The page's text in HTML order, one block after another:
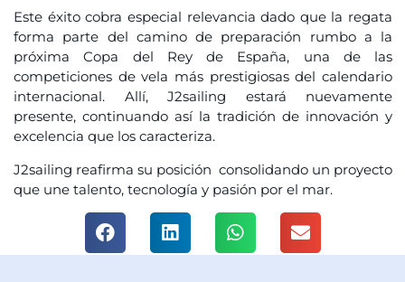
Este éxito cobra especial relevancia dado que la regata
forma parte del camino de preparación rumbo a la
próxima Copa del Rey de España, una de las
competiciones de vela más prestigiosas del calendario
internacional. Allí, J2sailing estará nuevamente
presente, continuando así la tradición de innovación y
excelencia que los caracteriza.
J2sailing reafirma su posición consolidando un proyecto
que une talento, tecnología y pasión por el mar.